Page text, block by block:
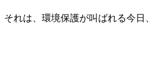
れは、環境保護が叫ばれる今日、